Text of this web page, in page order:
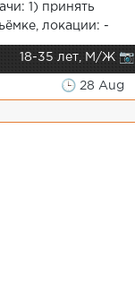
1) принять
локации: -
18-35 лет, М/Ж 📷
🕒 28 Aug